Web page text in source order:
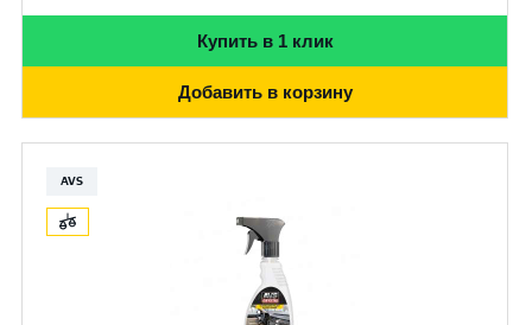
Купить в 1 клик
Добавить в корзину
AVS